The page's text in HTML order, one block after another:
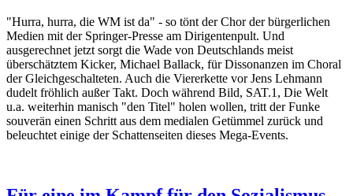
"Hurra, hurra, die WM ist da" - so tönt der Chor der bürgerlichen
Medien mit der Springer-Presse am Dirigentenpult. Und
ausgerechnet jetzt sorgt die Wade von Deutschlands meist
überschätztem Kicker, Michael Ballack, für Dissonanzen im Choral
der Gleichgeschalteten. Auch die Viererkette vor Jens Lehmann
dudelt fröhlich außer Takt. Doch während Bild, SAT.1, Die Welt
u.a. weiterhin manisch "den Titel" holen wollen, tritt der Funke
souverän einen Schritt aus dem medialen Getümmel zurück und
beleuchtet einige der Schattenseiten dieses Mega-Events.